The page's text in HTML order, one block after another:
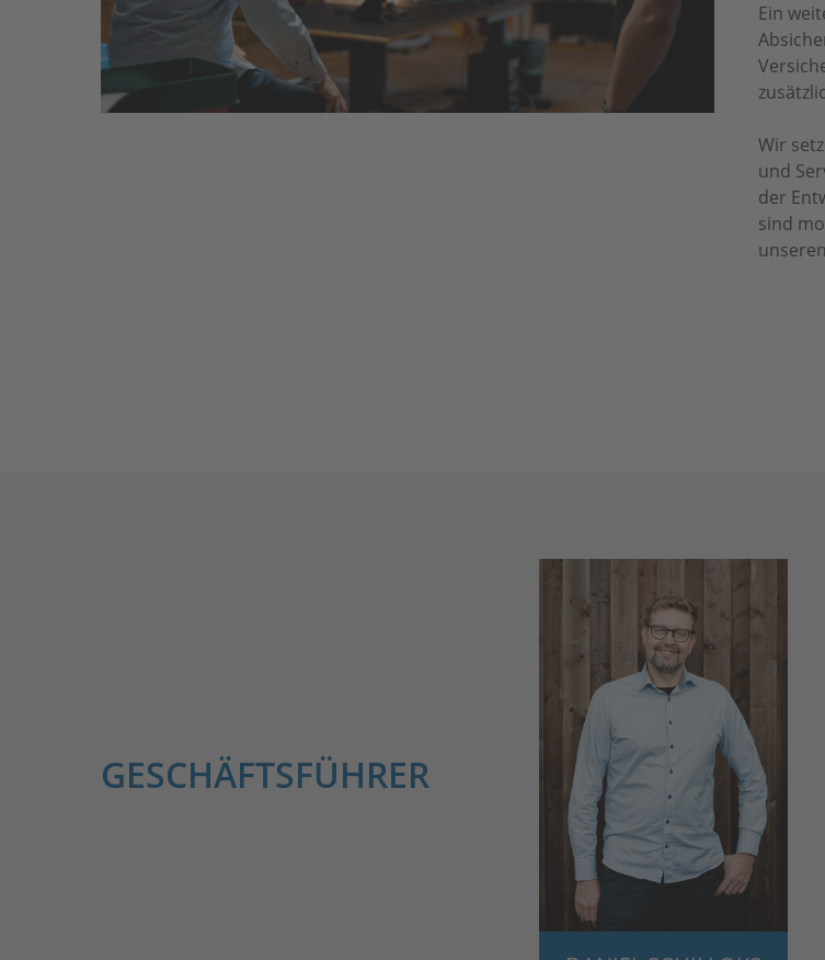
Ein
Wir
und
der
sind
GESCHÄFTSFÜHRER